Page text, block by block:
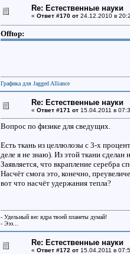
Re: Естественные науки
« Ответ #170 от24.12.2010 в
Offtop:
Графика для Jagged Alliance
Re: Естественные науки
« Ответ #171 от15.04.2011 в
Вопрос по физике для сведущих.
Есть ткань из целлюлозы с 3-х
деле я не знаю). Из этой ткани
Заявляется, что вкрапление серебра
Насчёт смога это, конечно,
вот что насчёт удержания тепла?
- Удельный вес ядра твоей планеты думай!
- Эээ...
Re: Естественные науки
« Ответ #172 от15.04.2011 в